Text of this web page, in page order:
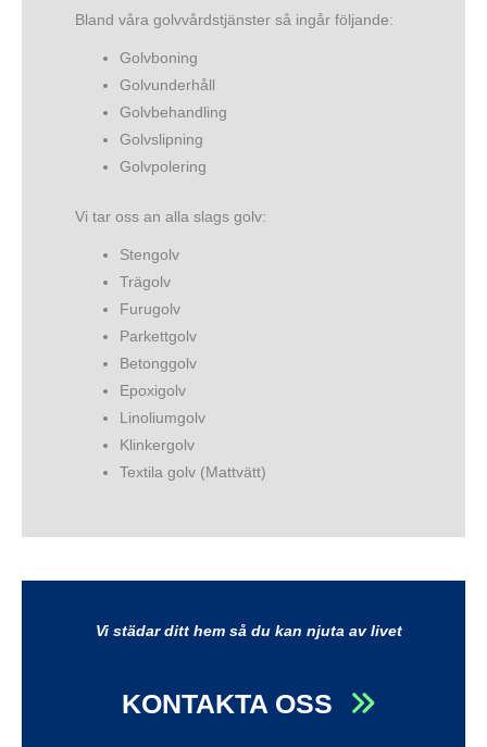
Bland våra golvvårdstjänster så ingår följande:
Golvboning
Golvunderhåll
Golvbehandling
Golvslipning
Golvpolering
Vi tar oss an alla slags golv:
Stengolv
Trägolv
Furugolv
Parkettgolv
Betonggolv
Epoxigolv
Linoliumgolv
Klinkergolv
Textila golv (Mattvätt)
Vi städar ditt hem så du kan njuta av livet
KONTAKTA OSS